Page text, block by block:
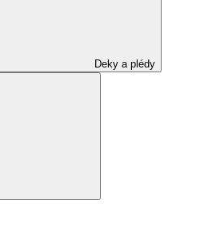
Deky a plédy